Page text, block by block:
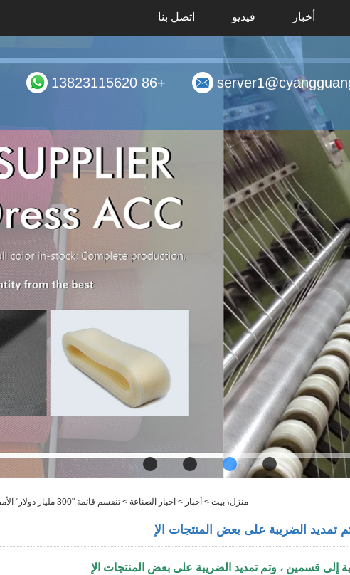
أخبار فيديو اتصل بنا
+86 13823115620
منزل، بيت > أخبار > اخبار الصناعة > تنقسم قائمة "300 مليار دولار" الأمريكية إلى قسمين ، وتم تمديد الضريبة على بعض المنتجات الإ